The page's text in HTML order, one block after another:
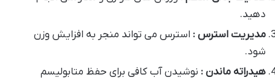
دهید.
مدیریت استرس : استرس می تواند منجر به افزایش وزن
شود.
هیدراته ماندن : نوشیدن آب کافی برای حفظ متابولیسم